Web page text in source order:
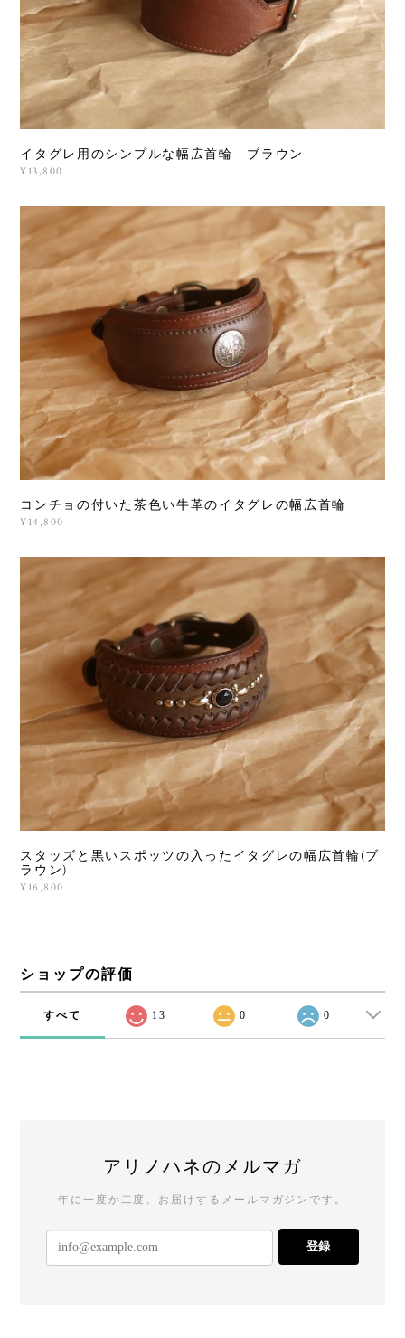
イタグレ用のシンプルな幅広首輪 ブラウン
¥13,800
コンチョの付いた茶色い牛革のイタグレの幅広首輪
¥14,800
スタッズと黒いスポッツの入ったイタグレの幅広首輪(ブ
ラウン)
¥16,800
ショップの評価
すべて 13 0 0
アリノハネのメルマガ
年に一度か二度、お届けするメールマガジンです。
登録